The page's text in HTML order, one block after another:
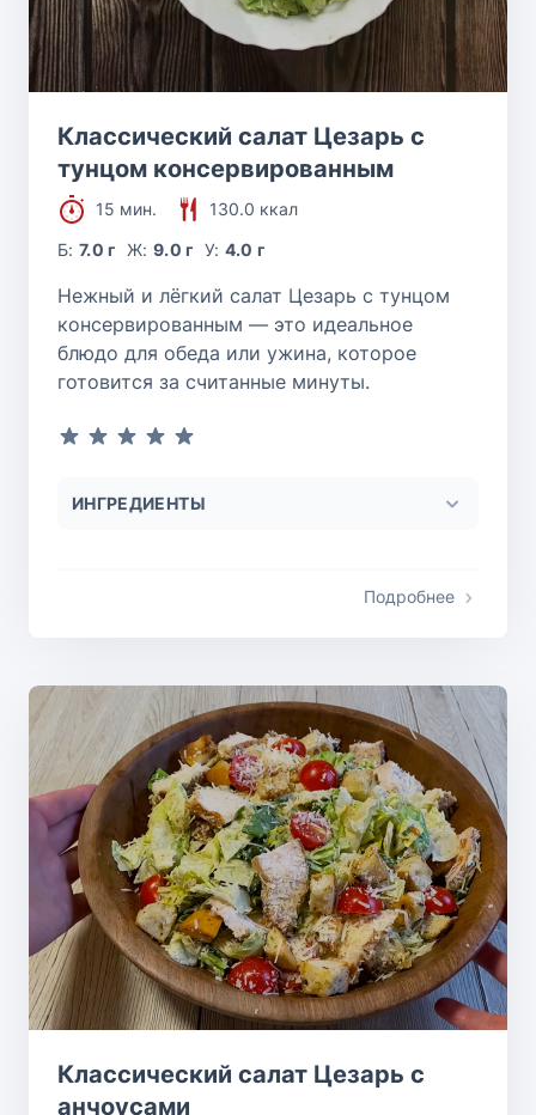
Классический салат Цезарь с
тунцом консервированным
15 мин.
130.0 ккал
Б:7.0 г Ж: 9.0 г У: 4.0 г
Нежный и лёгкий салат Цезарь с тунцом
консервированным — это идеальное
блюдо для обеда или ужина, которое
готовится за считанные минуты.
ИНГРЕДИЕНТЫ
Подробнее
Классический салат Цезарь с
анчоусами